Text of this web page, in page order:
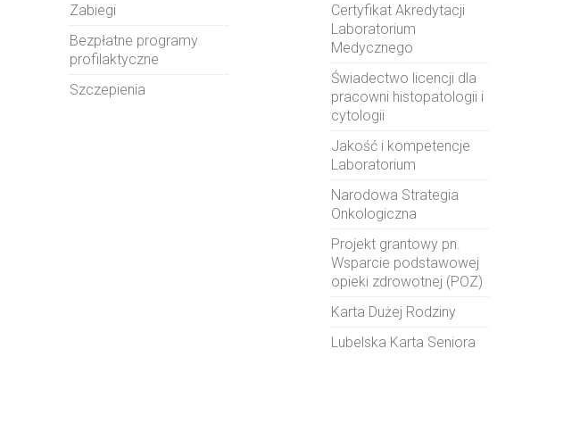
Zabiegi
Bezpłatne programy
profilaktyczne
Szczepienia
Certyfikat Akredytacji
Laboratorium
Medycznego
Świadectwo licencji dla
pracowni histopatologii i
cytologii
Jakość i kompetencje
Laboratorium
Narodowa Strategia
Onkologiczna
Projekt grantowy pn.
Wsparcie podstawowej
opieki zdrowotnej (POZ)
Karta Dużej Rodziny
Lubelska Karta Seniora